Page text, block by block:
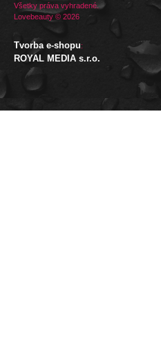
Všetky práva vyhradené.
Lovebeauty © 2026
Tvorba e-shopu:
ROYAL MEDIA s.r.o.